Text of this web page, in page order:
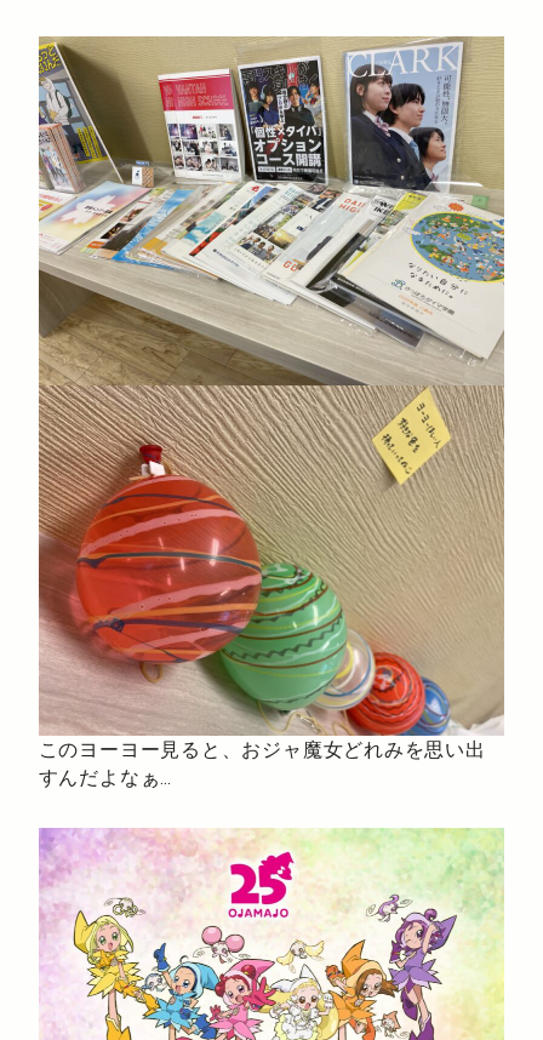
このヨーヨー見ると、おジャ魔女どれみを思い出
すんだよなぁ…